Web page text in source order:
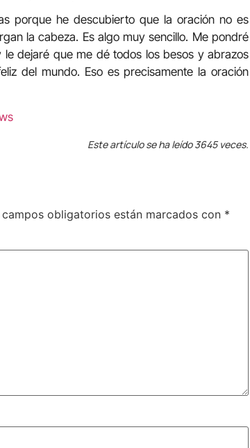
porque he descubierto que la oración no es
la cabeza. Es algo muy sencillo. Me pondré
dejaré que me dé todos los besos y abrazos
del mundo. Eso es precisamente la oración
Este artículo se ha leído 3645 veces.
campos obligatorios están marcados con *